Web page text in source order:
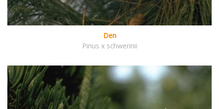
Den
Pinus x schwerinii